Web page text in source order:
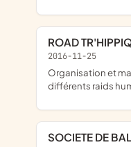
ROAD
2016-11-25
organisation et manifestations pour participer aux
différents raids
SOCIETE DE